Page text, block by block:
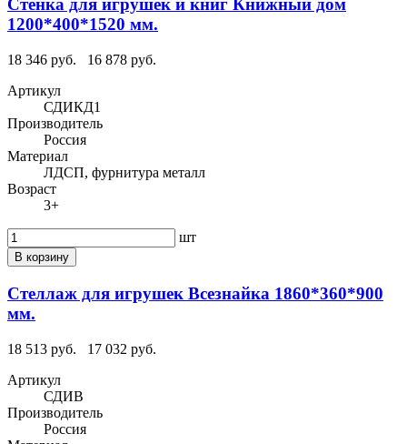
Стенка для игрушек и книг Книжный дом
1200*400*1520 мм.
18 346 руб.
16 878 руб.
Артикул
СДИКД1
Производитель
Россия
Материал
ЛДСП, фурнитура металл
Возраст
3+
шт
В корзину
Стеллаж для игрушек Всезнайка 1860*360*900
мм.
18 513 руб.
17 032 руб.
Артикул
СДИВ
Производитель
Россия